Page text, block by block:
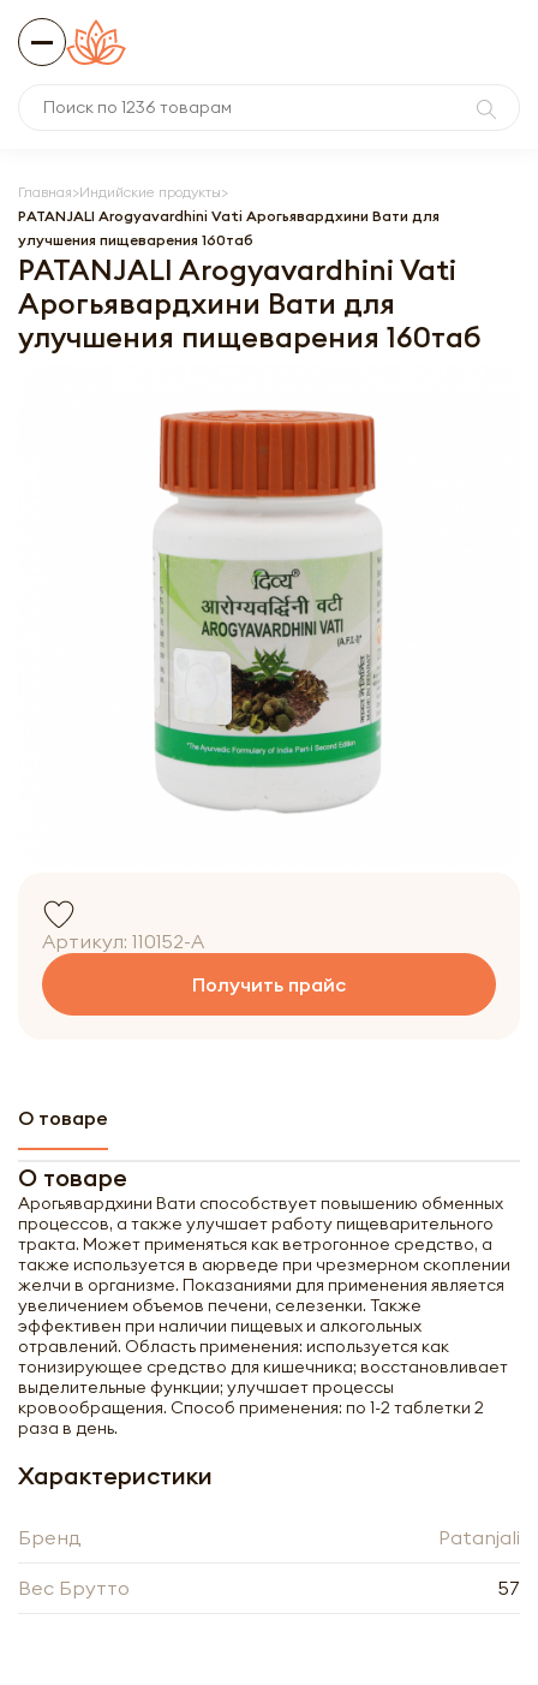
Главная Индийские продукты
PATANJALI Arogyavardhini Vati Арогьявардхини Вати для
улучшения пищеварения 160таб
PATANJALI Arogyavardhini Vati
Арогьявардхини Вати для
улучшения пищеварения 160таб
Артикул: 110152-A
Получить прайс
О товаре
О товаре
Арогьявардхини Вати способствует повышению обменных
процессов, а также улучшает работу пищеварительного
тракта. Может применяться как ветрогонное средство, а
также используется в аюрведе при чрезмерном скоплении
желчи в организме. Показаниями для применения является
увеличением объемов печени, селезенки. Также
эффективен при наличии пищевых и алкогольных
отравлений. Область применения: используется как
тонизирующее средство для кишечника; восстановливает
выделительные функции; улучшает процессы
кровообращения. Способ применения: по 1-2 таблетки 2
раза в день.
Характеристики
Бренд Patanjali
Вес Брутто 57